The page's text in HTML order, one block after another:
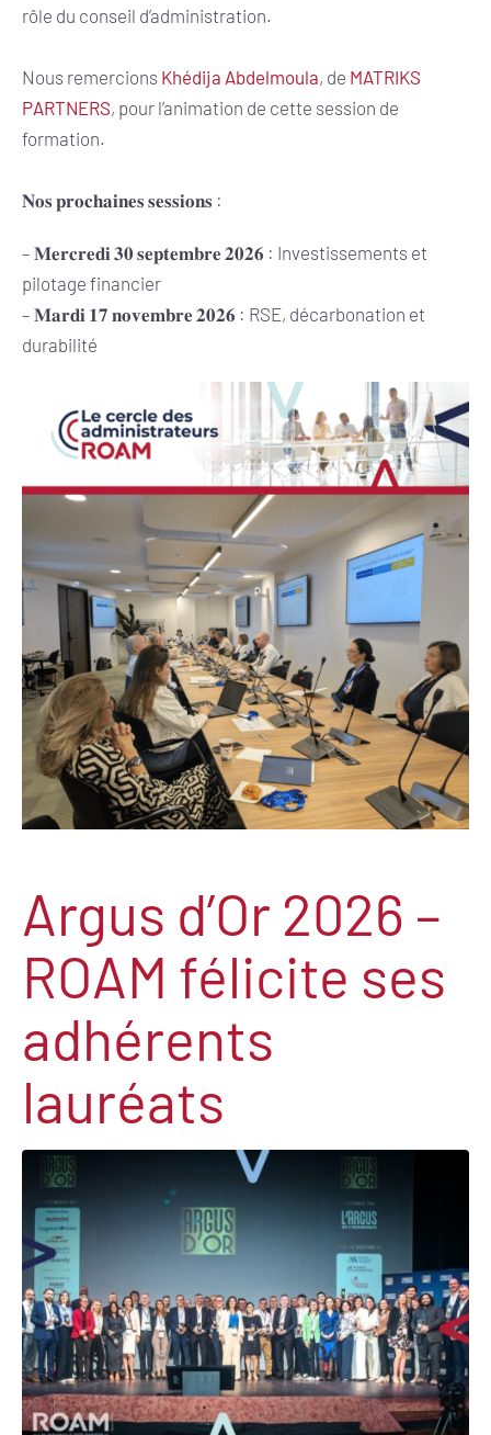
rôle du conseil d’administration.
Nous remercions Khédija Abdelmoula, de MATRIKS
PARTNERS, pour l’animation de cette session de
formation.
𝐍𝐨𝐬 𝐩𝐫𝐨𝐜𝐡𝐚𝐢𝐧𝐞𝐬 𝐬𝐞𝐬𝐬𝐢𝐨𝐧𝐬 :
– 𝐌𝐞𝐫𝐜𝐫𝐞𝐝𝐢 𝟑𝟎 𝐬𝐞𝐩𝐭𝐞𝐦𝐛𝐫𝐞 𝟐𝟎𝟐𝟔 : Investissements et
pilotage financier
– 𝐌𝐚𝐫𝐝𝐢 𝟏𝟕 𝐧𝐨𝐯𝐞𝐦𝐛𝐫𝐞 𝟐𝟎𝟐𝟔 : RSE, décarbonation et
durabilité
Argus d’Or 2026 –
ROAM félicite ses
adhérents
lauréats